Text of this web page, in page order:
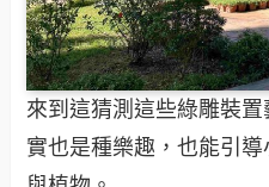
來到這猜測這些綠雕裝
實也是種樂趣，也能引